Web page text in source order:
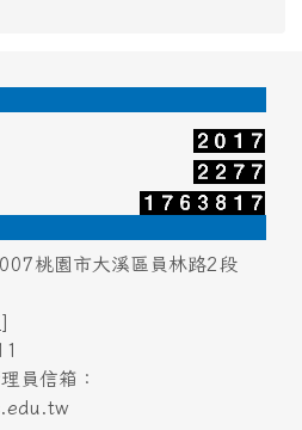
桃園市大溪區員林路2段
員信箱：